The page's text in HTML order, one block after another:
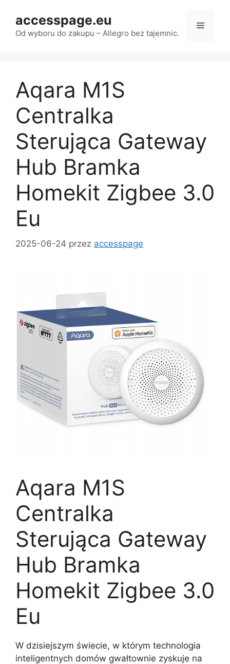
treści
accesspage.eu
Od wyboru do zakupu – Allegro bez tajemnic.
Menu
Aqara M1S
Centralka
Sterująca Gateway
Hub Bramka
Homekit Zigbee 3.0
Eu
2025-06-24 przez accesspage
Aqara M1S
Centralka
Sterująca Gateway
Hub Bramka
Homekit Zigbee 3.0
Eu
W dzisiejszym świecie, w którym technologia
inteligentnych domów gwałtownie zyskuje na